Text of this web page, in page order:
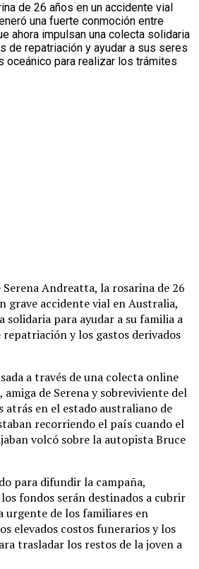
de 26 años en un accidente vial
una fuerte conmoción entre
ahora impulsan una colecta solidaria
de repatriación y ayudar a sus seres
oceánico para realizar los trámites
Andreatta, la rosarina de 26
grave accidente vial en Australia,
solidaria para ayudar a su familia a
y los gastos derivados
a través de una colecta online
de Serena y sobreviviente del
en el estado australiano de
recorriendo el país cuando el
volcó sobre la autopista Bruce
para difundir la campaña,
fondos serán destinados a cubrir
urgente de los familiares en
elevados costos funerarios y los
trasladar los restos de la joven a